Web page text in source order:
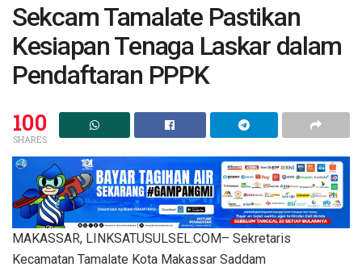
Sekcam Tamalate Pastikan
Kesiapan Tenaga Laskar dalam
Pendaftaran PPPK
100
SHARES
MAKASSAR, LINKSATUSULSEL.COM– Sekretaris
Kecamatan Tamalate Kota Makassar Saddam